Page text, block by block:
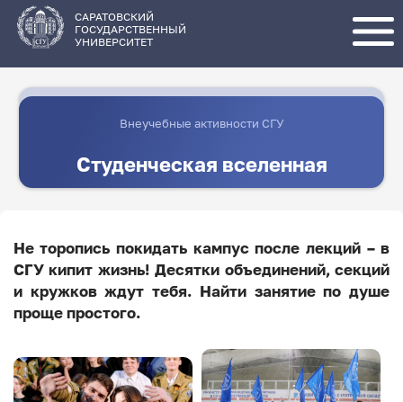
основному
содержанию
САРАТОВСКИЙ
ГОСУДАРСТВЕННЫЙ
УНИВЕРСИТЕТ
Внеучебные активности СГУ
Студенческая вселенная
Не торопись покидать кампус после лекций – в
СГУ кипит жизнь! Десятки объединений, секций
и кружков ждут тебя. Найти занятие по душе
проще простого.
Image Image